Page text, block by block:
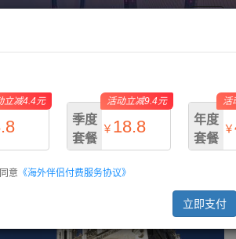
立减4.4元
季度
套餐
￥ 18.8
￥28.2
活动立减9.4元
年度
套餐
￥
活
意 《海外伴侣付费服务协议》
立即支付